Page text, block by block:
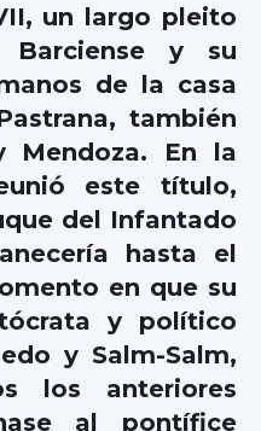
un largo pleito
y su
de la casa
también
Mendoza. En la
este título,
del Infantado
hasta el
en que su
y político
y Salm-Salm,
los anteriores
al pontífice